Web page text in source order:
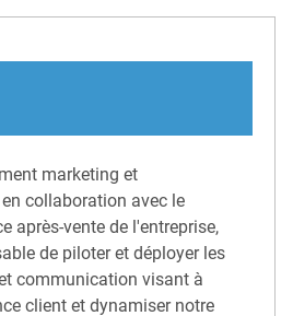
marketing et
collaboration avec le
après-vente de l'entreprise,
de piloter et déployer les
communication visant à
client et dynamiser notre